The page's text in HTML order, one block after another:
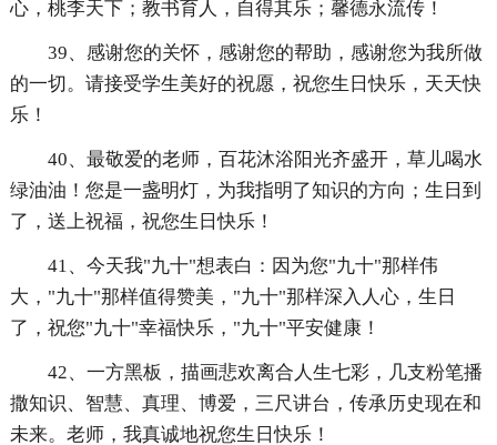
心，桃李天下；教书育人，自得其乐；馨德永流传！
39、感谢您的关怀，感谢您的帮助，感谢您为我所做
的一切。请接受学生美好的祝愿，祝您生日快乐，天天快
乐！
40、最敬爱的老师，百花沐浴阳光齐盛开，草儿喝水
绿油油！您是一盏明灯，为我指明了知识的方向；生日到
了，送上祝福，祝您生日快乐！
41、今天我"九十"想表白：因为您"九十"那样伟
大，"九十"那样值得赞美，"九十"那样深入人心，生日
了，祝您"九十"幸福快乐，"九十"平安健康！
42、一方黑板，描画悲欢离合人生七彩，几支粉笔播
撒知识、智慧、真理、博爱，三尺讲台，传承历史现在和
未来。老师，我真诚地祝您生日快乐！